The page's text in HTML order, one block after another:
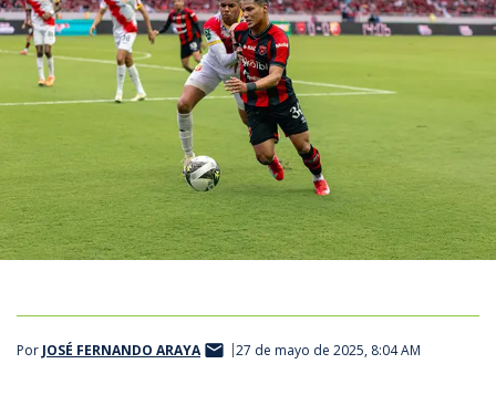
Por JOSÉ FERNANDO ARAYA 27 de mayo de 2025, 8:04 AM